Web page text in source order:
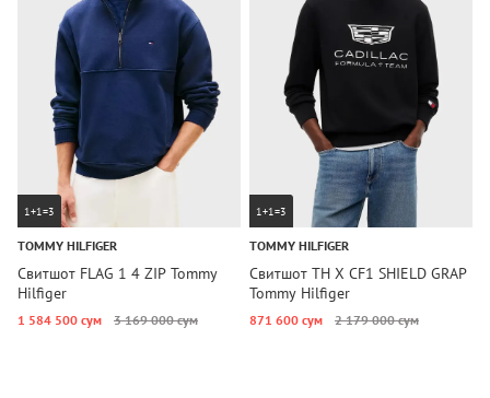
1+1=3
TOMMY HILFIGER
Свитшот FLAG 1 4 ZIP Tommy
Hilfiger
1 584 500 сум 3 169 000 сум
1+1=3
TOMMY HILFIGER
Свитшот TH X CF1 SHIELD GRAP
Tommy Hilfiger
871 600 сум 2 179 000 сум